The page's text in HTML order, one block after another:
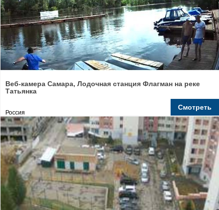
Веб-камера Самара, Лодочная станция Флагман на реке
Татьянка
Россия
Смотреть